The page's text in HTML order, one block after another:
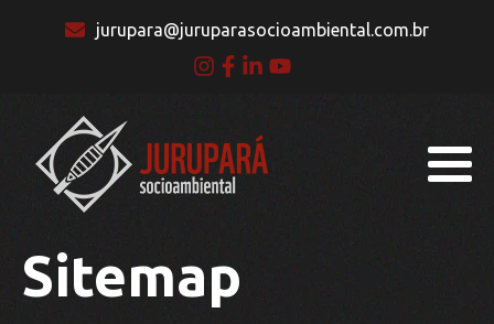
jurupara@juruparasocioambiental.com.br
Sitemap